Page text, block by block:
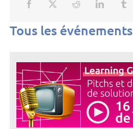
Tous les événements